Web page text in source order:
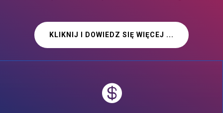
KLIKNIJ I DOWIEDZ SIĘ WIĘCEJ ...
